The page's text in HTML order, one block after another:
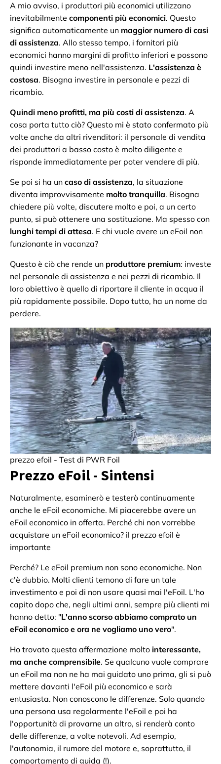
A mio avviso, i produttori più economici utilizzano
inevitabilmente componenti più economici. Questo
significa automaticamente un maggior numero di casi
di assistenza. Allo stesso tempo, i fornitori più
economici hanno margini di profitto inferiori e possono
quindi investire meno nell'assistenza. L'assistenza è
costosa. Bisogna investire in personale e pezzi di
ricambio.
Quindi meno profitti, ma più costi di assistenza. A
cosa porta tutto ciò? Questo mi è stato confermato più
volte anche da altri rivenditori: il personale di vendita
dei produttori a basso costo è molto diligente e
risponde immediatamente per poter vendere di più.
Se poi si ha un caso di assistenza, la situazione
diventa improvvisamente molto tranquilla. Bisogna
chiedere più volte, discutere molto e poi, a un certo
punto, si può ottenere una sostituzione. Ma spesso con
lunghi tempi di attesa. E chi vuole avere un eFoil non
funzionante in vacanza?
Questo è ciò che rende un produttore premium: investe
nel personale di assistenza e nei pezzi di ricambio. Il
loro obiettivo è quello di riportare il cliente in acqua il
più rapidamente possibile. Dopo tutto, ha un nome da
perdere.
prezzo efoil - Test di PWR Foil
Prezzo eFoil - Sintensi
Naturalmente, esaminerò e testerò continuamente
anche le eFoil economiche. Mi piacerebbe avere un
eFoil economico in offerta. Perché chi non vorrebbe
acquistare un eFoil economico? il prezzo efoil è
importante
Perché? Le eFoil premium non sono economiche. Non
c'è dubbio. Molti clienti temono di fare un tale
investimento e poi di non usare quasi mai l'eFoil. L'ho
capito dopo che, negli ultimi anni, sempre più clienti mi
hanno detto: "L'anno scorso abbiamo comprato un
eFoil economico e ora ne vogliamo uno vero".
Ho trovato questa affermazione molto interessante,
ma anche comprensibile. Se qualcuno vuole comprare
un eFoil ma non ne ha mai guidato uno prima, gli si può
mettere davanti l'eFoil più economico e sarà
entusiasta. Non conoscono le differenze. Solo quando
una persona usa regolarmente l'eFoil e poi ha
l'opportunità di provarne un altro, si renderà conto
delle differenze, a volte notevoli. Ad esempio,
l'autonomia, il rumore del motore e, soprattutto, il
comportamento di guida (!).